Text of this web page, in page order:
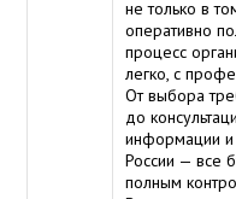
не только в
оперативно
процесс
легко, с
От выбора
до
информации и
России — все
полным